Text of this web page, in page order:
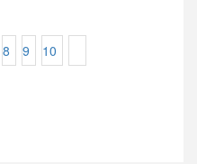
8 9 10